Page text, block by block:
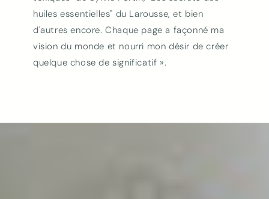
huiles essentielles" du Larousse, et bien
d'autres encore. Chaque page a façonné ma
vision du monde et nourri mon désir de créer
quelque chose de significatif ».